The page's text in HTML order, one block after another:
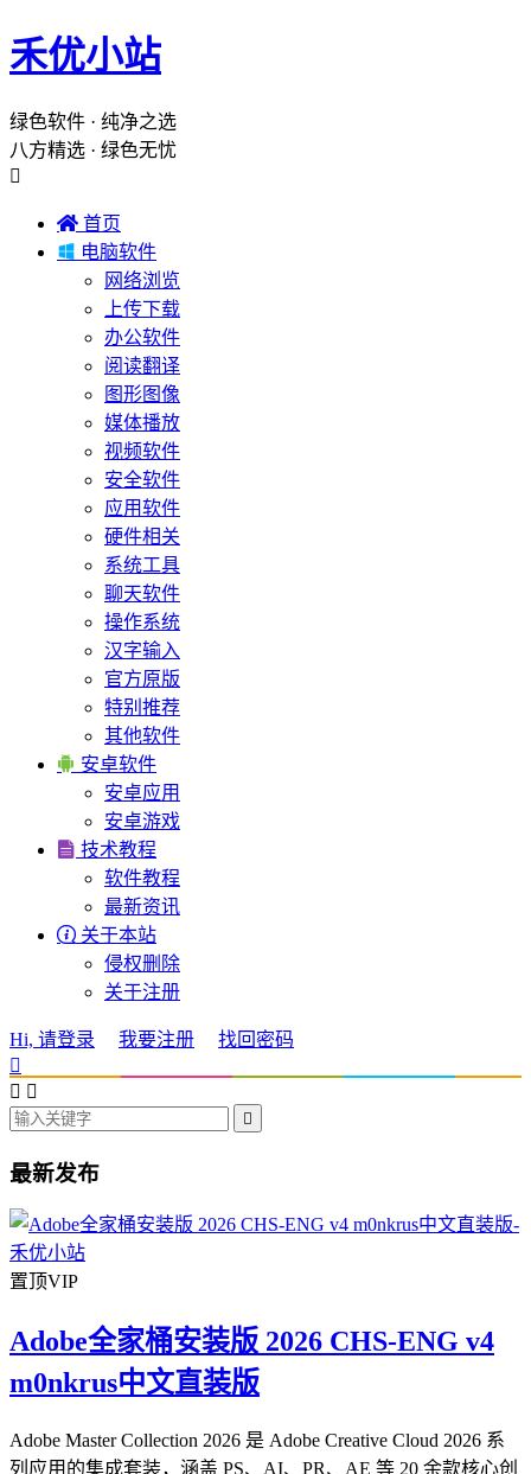
禾优小站
绿色软件 · 纯净之选
八方精选 · 绿色无忧

 首页
 电脑软件
网络浏览
上传下载
办公软件
阅读翻译
图形图像
媒体播放
视频软件
安全软件
应用软件
硬件相关
系统工具
聊天软件
操作系统
汉字输入
官方原版
特别推荐
其他软件
 安卓软件
安卓应用
安卓游戏
 技术教程
软件教程
最新资讯
 关于本站
侵权删除
关于注册
Hi, 请登录 我要注册
找回密码

 

最新发布
置顶VIP
Adobe全家桶安装版 2026 CHS-ENG v4
m0nkrus中文直装版
Adobe Master Collection 2026 是 Adobe Creative Cloud 2026 系
列应用的集成套装，涵盖 PS、AI、PR、AE 等 20 余款核心创